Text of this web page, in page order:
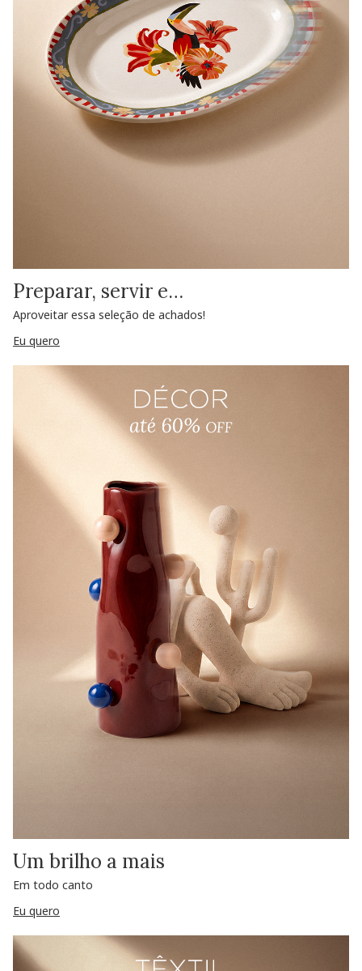
Preparar, servir e…
Aproveitar essa seleção de achados!
Eu quero
Um brilho a mais
Em todo canto
Eu quero